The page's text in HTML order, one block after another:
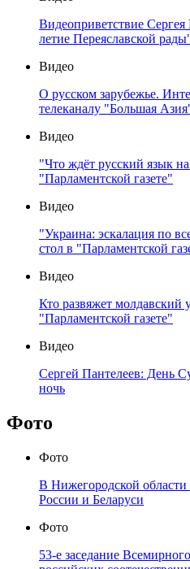
Видеоприветствие
летие Переяславской
Видео
О русском зарубежье.
телеканалу "Большая
Видео
"Что ждёт русский язык
"Парламентской газете"
Видео
"Украина: эскалация по
стол в "Парламентской
Видео
Кто развяжет молдавский
"Парламентской газете"
Видео
Сергей Пантелеев: День
ночь
Фото
Фото
В Нижегородской
России и Беларуси
Фото
53-е заседание